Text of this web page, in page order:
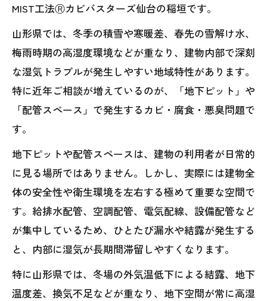
MIST工法Ⓡカビバスターズ仙台の稲垣です。
山形県では、冬季の積雪や寒暖差、春先の雪解け水、
梅雨時期の高湿度環境などが重なり、建物内部で深刻
な湿気トラブルが発生しやすい地域特性があります。
特に近年ご相談が増えているのが、「地下ピット」や
「配管スペース」で発生するカビ・腐食・悪臭問題で
す。
地下ピットや配管スペースは、建物の利用者が日常的
に見る場所ではありません。しかし、実際には建物全
体の安全性や衛生環境を左右する極めて重要な空間で
す。給排水配管、空調配管、電気配線、設備配管など
が集中しているため、ひとたび漏水や結露が発生する
と、内部に湿気が長期間滞留しやすくなります。
特に山形県では、冬場の外気温低下による結露、地下
温度差、換気不足などが重なり、地下空間が常に高湿